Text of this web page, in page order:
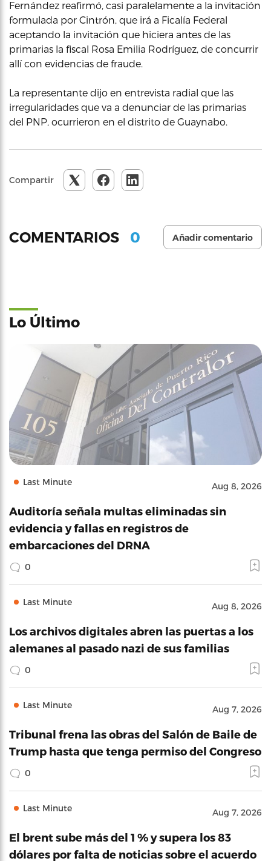
Fernández reafirmó, casi paralelamente a la invitación
formulada por Cintrón, que irá a Ficalía Federal
aceptando la invitación que hiciera antes de las
primarias la fiscal Rosa Emilia Rodríguez, de concurrir
allí con evidencias de fraude.
La representante dijo en entrevista radial que las
irregularidades que va a denunciar de las primarias
del PNP, ocurrieron en el distrito de Guaynabo.
Compartir
COMENTARIOS 0 Añadir comentario
Lo Último
Last Minute Aug 8, 2026
Auditoría señala multas eliminadas sin
evidencia y fallas en registros de
embarcaciones del DRNA
0
Last Minute Aug 8, 2026
Los archivos digitales abren las puertas a los
alemanes al pasado nazi de sus familias
0
Last Minute Aug 7, 2026
Tribunal frena las obras del Salón de Baile de
Trump hasta que tenga permiso del Congreso
0
Last Minute Aug 7, 2026
El brent sube más del 1 % y supera los 83
dólares por falta de noticias sobre el acuerdo